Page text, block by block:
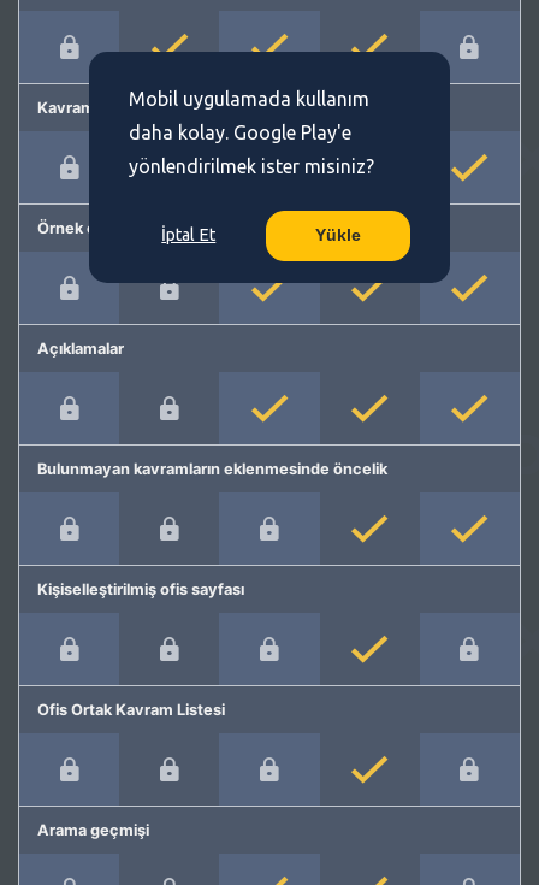
Kavram önerme
Örnek cümleler
Açıklamalar
Bulunmayan kavramların eklenmesinde öncelik
Kişiselleştirilmiş ofis sayfası
Ofis Ortak Kavram Listesi
Arama geçmişi
Mobil uygulamada kullanım
daha kolay. Google Play'e
yönlendirilmek ister misiniz?
İptal Et Yükle